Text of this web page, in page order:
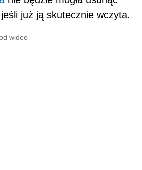
już ją skutecznie wczyta.
wideo